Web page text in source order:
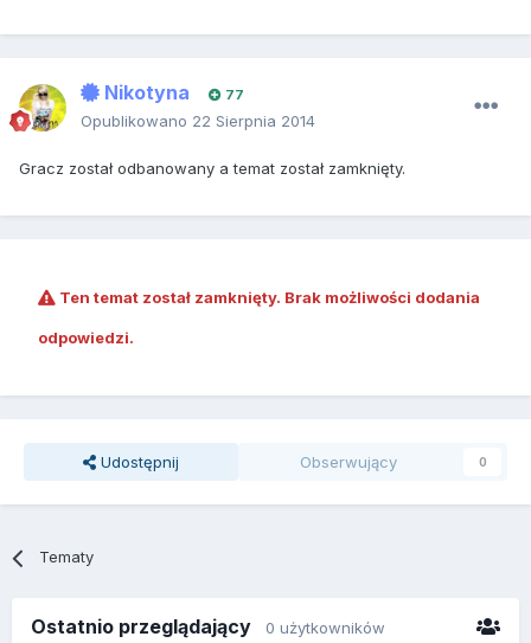
Nikotyna 77
Opublikowano 22 Sierpnia 2014
Gracz został odbanowany a temat został zamknięty.
Ten temat został zamknięty. Brak możliwości dodania
odpowiedzi.
Udostępnij Obserwujący 0
Tematy
Ostatnio przeglądający 0 użytkowników